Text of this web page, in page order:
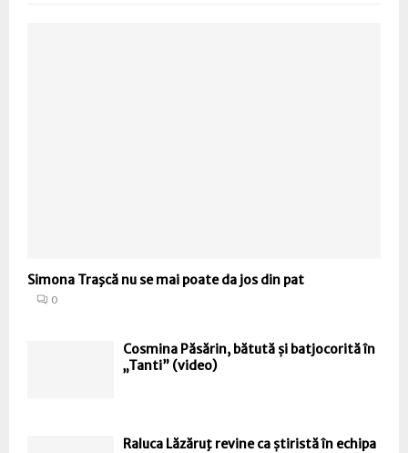
Simona Traşcă nu se mai poate da jos din pat
0
Cosmina Păsărin, bătută și batjocorită în
„Tanti” (video)
Raluca Lăzăruţ revine ca știristă în echipa